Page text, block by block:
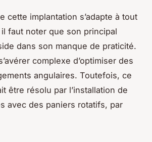
cette implantation s’adapte à tout
faut noter que son principal
dans son manque de praticité.
complexe d’optimiser des
angulaires. Toutefois, ce
être résolu par l’installation de
avec des paniers rotatifs, par